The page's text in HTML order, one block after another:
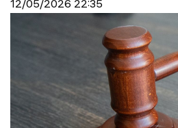
12/05/2026 22:35